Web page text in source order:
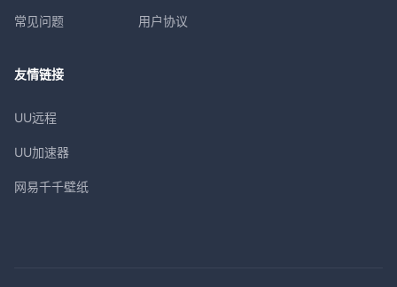
常见问题 用户协议
友情链接
UU远程
UU加速器
网易千千壁纸